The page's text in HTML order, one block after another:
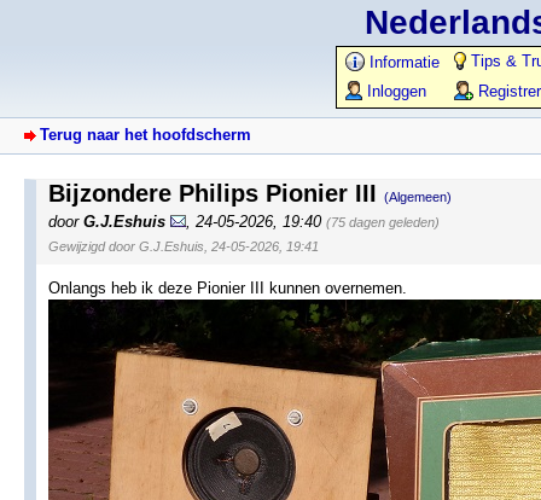
Informatie
Tips &
Inloggen
Terug naar het hoofdscherm
Bijzondere Philips Pionier III (Algemeen)
door G.J.Eshuis 24-05-2026, 19:40 (75 dagen geleden)
Gewijzigd door G.J.Eshuis, 24-05-2026, 19:41
Onlangs heb ik deze Pionier III kunnen overnemen.